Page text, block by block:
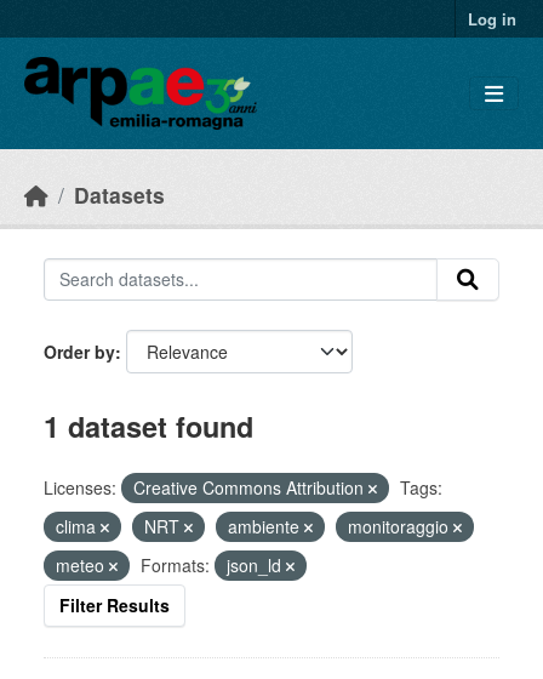
Log in
Datasets
Order by
1 dataset found
Licenses: Creative Commons Attribution
Tags:
clima
NRT ambiente
monitoraggio
meteo
Formats:
json_ld
Filter Results